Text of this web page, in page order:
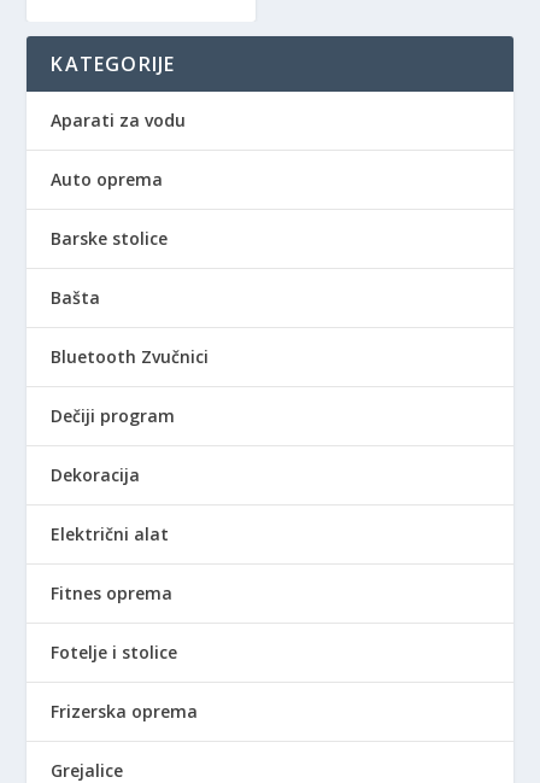
a
1
8
9
0
R
S
9
,
0
R
D
KATEGORIJE
Aparati za vodu
Auto oprema
Barske stolice
Bašta
Bluetooth Zvučnici
Dečiji program
Dekoracija
Električni alat
Fitnes oprema
Fotelje i stolice
Frizerska oprema
Grejalice